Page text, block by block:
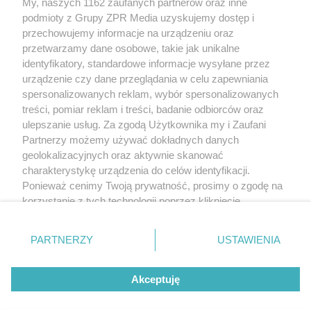
My, naszych 1162 zaufanych partnerów oraz inne
podmioty z Grupy ZPR Media uzyskujemy dostęp i
przechowujemy informacje na urządzeniu oraz
przetwarzamy dane osobowe, takie jak unikalne
identyfikatory, standardowe informacje wysyłane przez
urządzenie czy dane przeglądania w celu zapewniania
spersonalizowanych reklam, wybór spersonalizowanych
treści, pomiar reklam i treści, badanie odbiorców oraz
ulepszanie usług. Za zgodą Użytkownika my i Zaufani
Partnerzy możemy używać dokładnych danych
geolokalizacyjnych oraz aktywnie skanować
charakterystykę urządzenia do celów identyfikacji.
Ponieważ cenimy Twoją prywatność, prosimy o zgodę na
korzystanie z tych technologii poprzez kliknięcie
zmienić/wycofać klikając przycisk ustawień prywatności
znajdujący się w lewym dolnym rogu strony
rodzaje przetwarzania danych nie wymagają zgody
użytkownika, ale masz prawo sprzeciwić się takiemu
przetwarzaniu. Preferencje będą miały zastosowanie tylko
PARTNERZY USTAWIENIA
Akceptuję